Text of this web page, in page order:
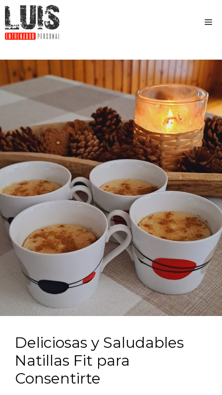
Deliciosas y Saludables
Natillas Fit para
Consentirte